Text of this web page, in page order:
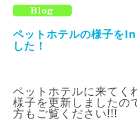
ペットホテルの様子を
した！
ペットホテルに来てく
様子を更新しましたの
方もご覧ください!!!